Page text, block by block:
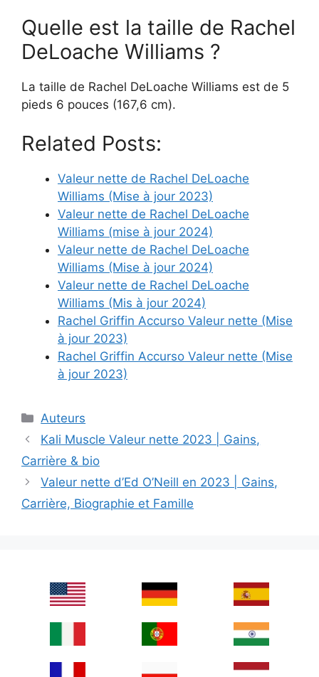
Quelle est la taille de Rachel
DeLoache Williams ?
La taille de Rachel DeLoache Williams est de 5
pieds 6 pouces (167,6 cm).
Related Posts:
Valeur nette de Rachel DeLoache
Williams (Mise à jour 2023)
Valeur nette de Rachel DeLoache
Williams (mise à jour 2024)
Valeur nette de Rachel DeLoache
Williams (Mise à jour 2024)
Valeur nette de Rachel DeLoache
Williams (Mis à jour 2024)
Rachel Griffin Accurso Valeur nette (Mise
à jour 2023)
Rachel Griffin Accurso Valeur nette (Mise
à jour 2023)
Categories
Auteurs
Kali Muscle Valeur nette 2023 | Gains,
Carrière & bio
Valeur nette d’Ed O’Neill en 2023 | Gains,
Carrière, Biographie et Famille